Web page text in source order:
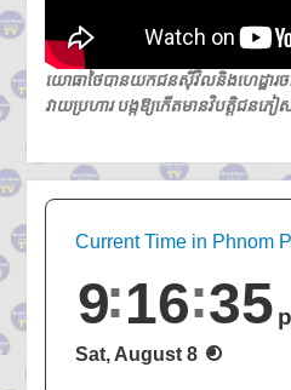
យោធាថៃបានយកជនស៊ីវិលនិងហេដ្ឋារច
វាយប្រហារ បង្កឱ្យកើតមានវិបត្តិជនភៀ
Current Time in Phnom
9 16 36
Sat, August 8